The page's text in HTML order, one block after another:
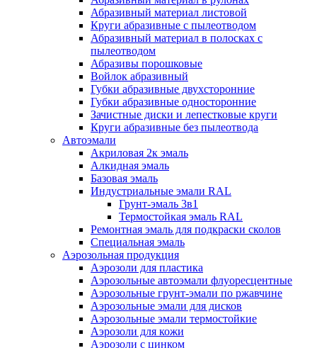
Абразивный материал листовой
Круги абразивные с пылеотводом
Абразивный материал в полосках с
пылеотводом
Абразивы порошковые
Войлок абразивный
Губки абразивные двухсторонние
Губки абразивные односторонние
Зачистные диски и лепестковые круги
Круги абразивные без пылеотвода
Автоэмали
Акриловая 2к эмаль
Алкидная эмаль
Базовая эмаль
Индустриальные эмали RAL
Грунт-эмаль 3в1
Термостойкая эмаль RAL
Ремонтная эмаль для подкраски сколов
Специальная эмаль
Аэрозольная продукция
Аэрозоли для пластика
Аэрозольные автоэмали флуоресцентные
Аэрозольные грунт-эмали по ржавчине
Аэрозольные эмали для дисков
Аэрозольные эмали термостойкие
Аэрозоли для кожи
Аэрозоли с цинком